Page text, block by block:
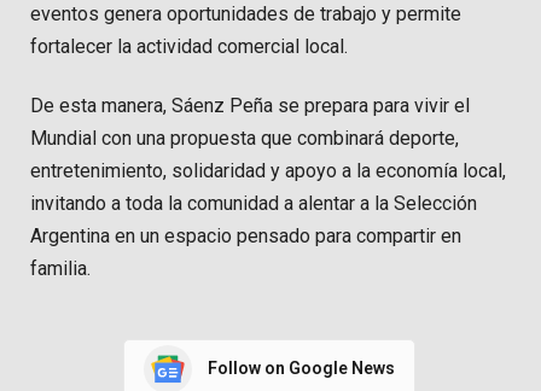
eventos genera oportunidades de trabajo y permite
fortalecer la actividad comercial local.
De esta manera, Sáenz Peña se prepara para vivir el
Mundial con una propuesta que combinará deporte,
entretenimiento, solidaridad y apoyo a la economía local,
invitando a toda la comunidad a alentar a la Selección
Argentina en un espacio pensado para compartir en
familia.
Follow on Google News